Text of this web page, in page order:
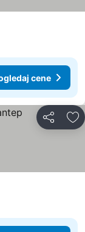
cene
Deli